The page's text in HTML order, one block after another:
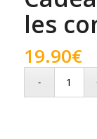
les
19.90€